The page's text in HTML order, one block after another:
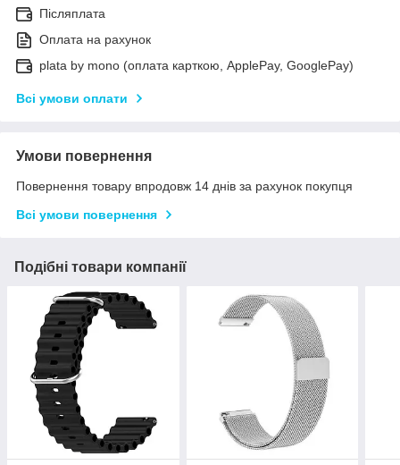
Післяплата
Оплата на рахунок
plata by mono (оплата карткою, ApplePay, GooglePay)
Всі умови оплати
Умови повернення
Повернення товару впродовж 14 днів за рахунок покупця
Всі умови повернення
Подібні товари компанії